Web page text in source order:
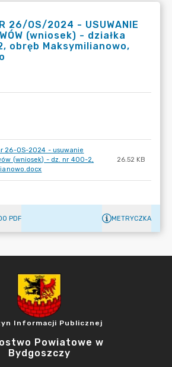
26/OS/2024 - USUWANIE
(wniosek) - działka
obręb Maksymilianowo,
26-OS-2024 - usuwanie
(wniosek) - dz. nr 400-2,
26.52 KB
PDF METRYCZKA
Informacji Publicznej
Powiatowe w
Bydgoszczy